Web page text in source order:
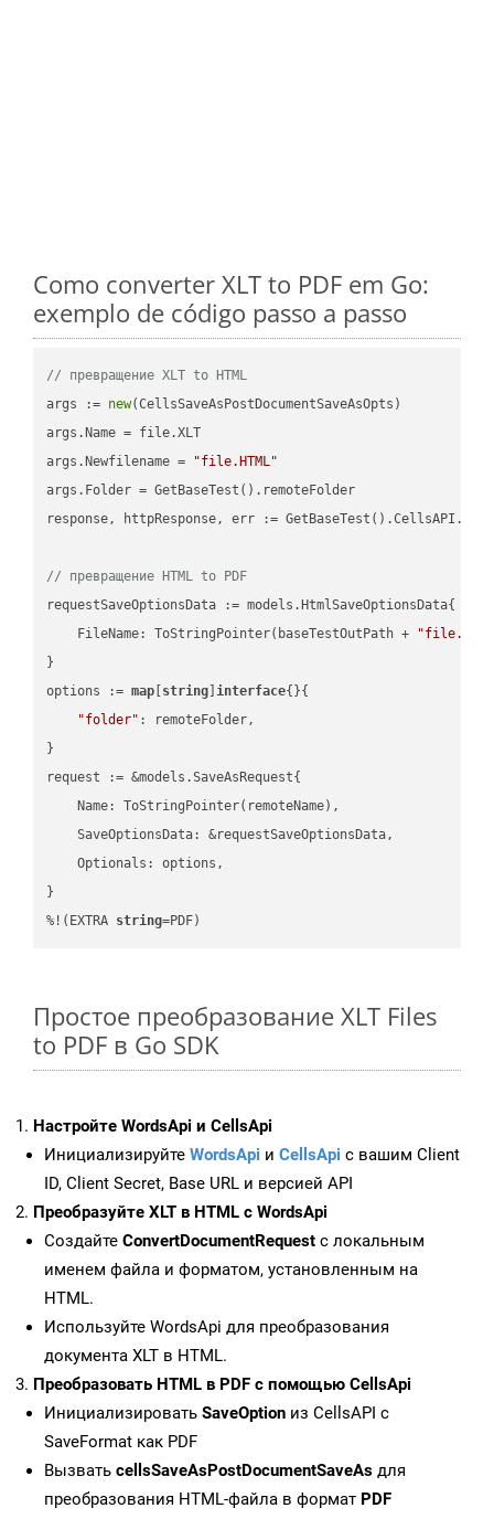
Como converter XLT to PDF em Go:
exemplo de código passo a passo
// превращение XLT to HTML
args := new(CellsSaveAsPostDocumentSaveAsOpts)
args.Name = file.XLT
args.Newfilename =
"file.HTML"
args.Folder = GetBaseTest().remoteFolder
response, httpResponse, err :=
// превращение HTML to PDF
requestSaveOptionsData := models.HtmlSaveOptionsData{
    FileName: ToStringPointer(baseTestOutPath +
}
options := map string ]interface{}{
"folder" : remoteFolder,
}
request := &models.SaveAsRequest{
    Name: ToStringPointer(remoteName),
    SaveOptionsData: &requestSaveOptionsData,
    Optionals: options,
}
%!(EXTRA string=PDF)
Простое преобразование XLT Files
to PDF в Go SDK
Настройте WordsApi и CellsApi
Инициализируйте WordsApi и CellsApi с вашим Client
ID, Client Secret, Base URL и версией API
Преобразуйте XLT в HTML с WordsApi
Создайте ConvertDocumentRequest с локальным
именем файла и форматом, установленным на
HTML.
Используйте WordsApi для преобразования
документа XLT в HTML.
Преобразовать HTML в PDF с помощью CellsApi
Инициализировать SaveOption из CellsAPI с
SaveFormat как PDF
Вызвать cellsSaveAsPostDocumentSaveAs для
преобразования HTML-файла в формат PDF